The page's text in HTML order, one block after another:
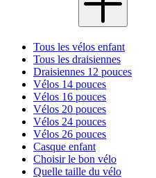
Tous les vélos enfant
Tous les draisiennes
Draisiennes 12 pouces
Vélos 14 pouces
Vélos 16 pouces
Vélos 20 pouces
Vélos 24 pouces
Vélos 26 pouces
Casque enfant
Choisir le bon vélo
Quelle taille du vélo